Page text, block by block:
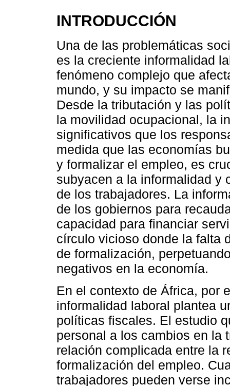
INTRODUCCIÓN
Una de las problemáticas
es la creciente informalidad
fenómeno complejo que
mundo, y su impacto se
Desde la tributación y las
la movilidad ocupacional, la
significativos que los
medida que las economías
y formalizar el empleo, es
subyacen a la informalidad y
de los trabajadores. La
de los gobiernos para
capacidad para financiar
círculo vicioso donde la falta
de formalización,
negativos en la economía.
En el contexto de África, por
informalidad laboral plantea
políticas fiscales. El estudio
personal a los cambios en la
relación complicada entre la
formalización del empleo.
trabajadores pueden verse